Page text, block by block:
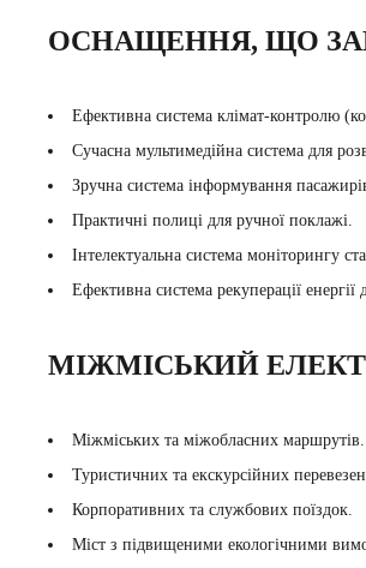
ОСНАЩЕННЯ, ЩО
Ефективна система клімат-контролю
Сучасна мультимедійна система для
Зручна система інформування
Практичні полиці для ручної поклажі.
Інтелектуальна система моніторингу
Ефективна система рекуперації енергії
МІЖМІСЬКИЙ
Міжміських та міжобласних маршрутів.
Туристичних та екскурсійних
Корпоративних та службових поїздок.
Міст з підвищеними екологічними